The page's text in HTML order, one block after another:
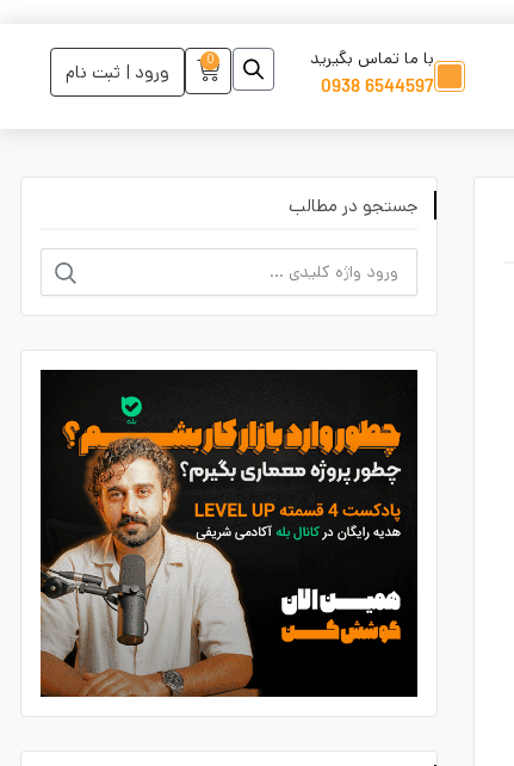
ورود | ثبت نام 0 با ما تماس بگیرید
6544597 0938
جستجو در مطالب